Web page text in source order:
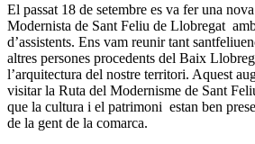
El passat 18 de setembre es va fer una
Modernista de Sant Feliu de Llobregat
d’assistents. Ens vam reunir tant
altres persones procedents del Baix
l’arquitectura del nostre territori. Aquest
visitar la Ruta del Modernisme de Sant
que la cultura i el patrimoni estan ben
de la gent de la comarca.